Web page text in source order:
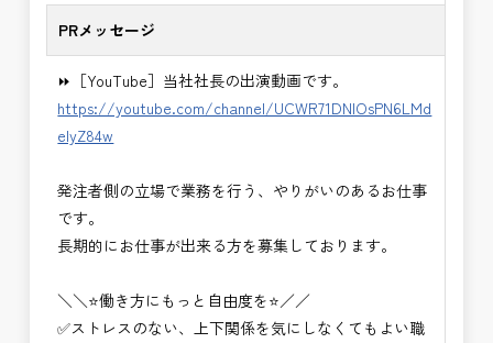
PRメッセージ
⏩［YouTube］当社社長の出演動画です。
https://youtube.com/channel/UCWR71DNlOsPN6LMd
eIyZ84w
発注者側の立場で業務を行う、やりがいのあるお仕事
です。
長期的にお仕事が出来る方を募集しております。
＼＼⭐働き方にもっと自由度を⭐／／
✅ストレスのない、上下関係を気にしなくてもよい職